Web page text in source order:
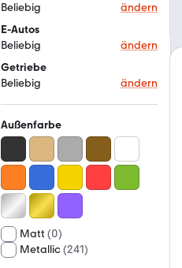
Beliebig
ändern
E-Autos
Beliebig
ändern
Getriebe
Beliebig
ändern
Außenfarbe
Matt (0)
Metallic(241)